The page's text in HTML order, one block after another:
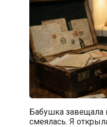
Бабушка завещала
смеялась. Я